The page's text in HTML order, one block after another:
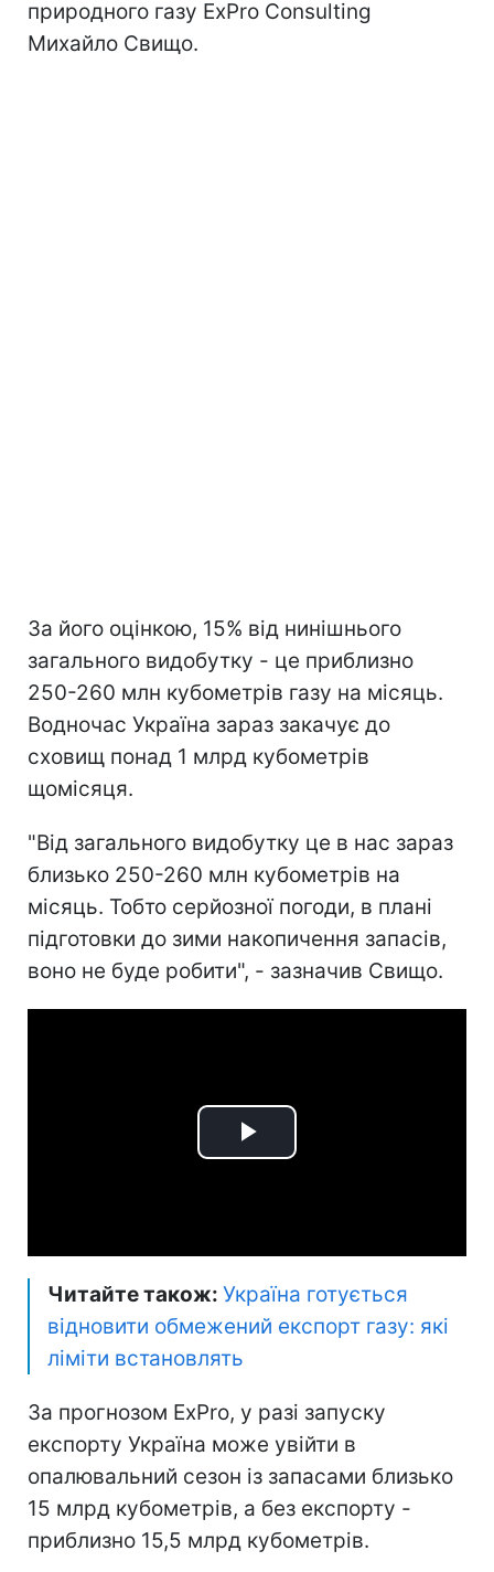
природного газу ExPro Consulting
Михайло Свищо.
За його оцінкою, 15% від нинішнього
загального видобутку - це приблизно
250-260 млн кубометрів газу на місяць.
Водночас Україна зараз закачує до
сховищ понад 1 млрд кубометрів
щомісяця.
"Від загального видобутку це в нас зараз
близько 250-260 млн кубометрів на
місяць. Тобто серйозної погоди, в плані
підготовки до зими накопичення запасів,
воно не буде робити", - зазначив Свищо.
Play
Читайте також: Україна готується
відновити обмежений експорт газу: які
ліміти встановлять
За прогнозом ExPro, у разі запуску
експорту Україна може увійти в
опалювальний сезон із запасами близько
15 млрд кубометрів, а без експорту -
приблизно 15,5 млрд кубометрів.